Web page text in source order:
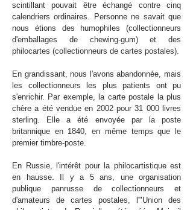
scintillant pouvait être échangé contre cinq
calendriers ordinaires. Personne ne savait que
nous étions des humophiles (collectionneurs
d'emballages de chewing-gum) et des
philocartes (collectionneurs de cartes postales).
En grandissant, nous l'avons abandonnée, mais
les collectionneurs les plus patients ont pu
s'enrichir. Par exemple, la carte postale la plus
chère a été vendue en 2002 pour 31 000 livres
sterling. Elle a été envoyée par la poste
britannique en 1840, en même temps que le
premier timbre-poste.
En Russie, l'intérêt pour la philocartistique est
en hausse. Il y a 5 ans, une organisation
publique panrusse de collectionneurs et
d'amateurs de cartes postales, l'"Union des